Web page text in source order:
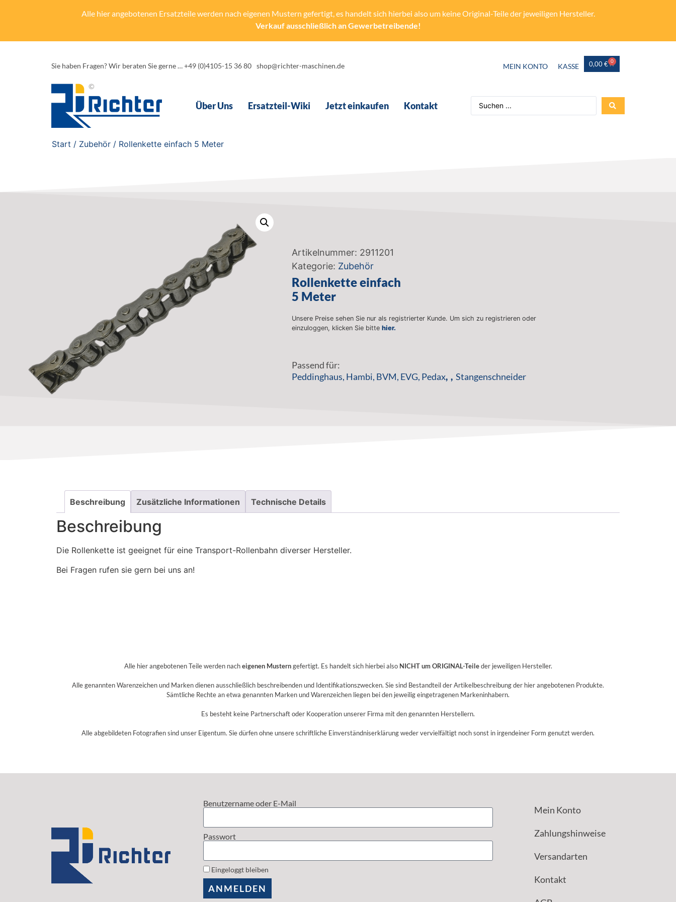
Alle hier angebotenen Ersatzteile werden nach eigenen Mustern gefertigt, es handelt sich hierbei also um keine Original-Teile der jeweiligen Hersteller.
Verkauf ausschließlich an Gewerbetreibende!
Sie haben Fragen? Wir beraten Sie gerne … +49 (0)4105-15 36 80 shop@richter-maschinen.de MEIN KONTO KASSE 0,00€ 0
Über Uns Ersatzteil-Wiki Jetzt einkaufen Kontakt
Start / Zubehör / Rollenkette einfach 5 Meter
Artikelnummer: 2911201
Kategorie: Zubehör
Rollenkette einfach
5 Meter
Unsere Preise sehen Sie nur als registrierter Kunde. Um sich zu registrieren oder
einzuloggen, klicken Sie bitte hier.
Passend für:
Peddinghaus, Hambi, BVM, EVG, Pedax, , Stangenschneider
Beschreibung Zusätzliche Informationen Technische Details
Beschreibung
Die Rollenkette ist geeignet für eine Transport-Rollenbahn diverser Hersteller.
Bei Fragen rufen sie gern bei uns an!
Alle hier angebotenen Teile werden nacheigenen Musterngefertigt. Es handelt sich hierbei also NICHT um ORIGINAL-Teileder jeweiligen Hersteller.
Alle genannten Warenzeichen und Marken dienen ausschließlich beschreibenden und Identifikationszwecken. Sie sind Bestandteil der Artikelbeschreibung der hier angebotenen Produkte.
Sämtliche Rechte an etwa genannten Marken und Warenzeichen liegen bei den jeweilig eingetragenen Markeninhabern.
Es besteht keine Partnerschaft oder Kooperation unserer Firma mit den genannten Herstellern.
Alle abgebildeten Fotografien sind unser Eigentum. Sie dürfen ohne unsere schriftliche Einverständniserklärung weder vervielfältigt noch sonst in irgendeiner Form genutzt werden.
Benutzername oder E-Mail
Passwort
Eingeloggt bleiben
ANMELDEN
Mein Konto
Zahlungshinweise
Versandarten
Kontakt